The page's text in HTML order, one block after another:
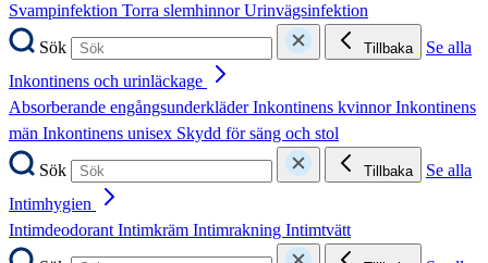
Svampinfektion Torra slemhinnorUrinvägsinfektion
Sök
Tillbaka
Se alla
Inkontinens och urinläckage
Absorberande engångsunderkläderInkontinens kvinnorInkontinens
män Inkontinens unisex Skydd för säng och stol
Sök
Tillbaka
Se alla
Intimhygien
IntimdeodorantIntimkräm Intimrakning Intimtvätt